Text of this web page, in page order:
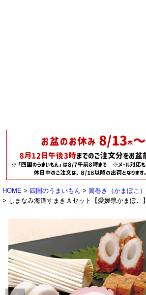
HOME 四国のうまいもん
簀巻き（かまぼこ）
しまなみ海道すまきＡセット【愛媛県かまぼこ】